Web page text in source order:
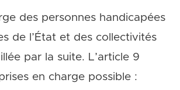
des personnes handicapées
de l’État et des collectivités
par la suite. L’article 9
en charge possible :